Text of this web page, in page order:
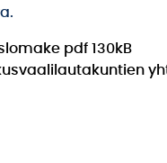
Tiedosto
pdf 130kB